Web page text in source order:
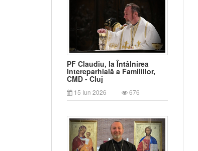
PF Claudiu, la Întâlnirea
Intereparhială a Familiilor,
CMD - Cluj
15 Iun 2026 676